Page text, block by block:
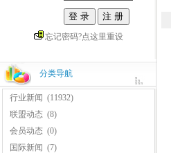
忘记密码?点这里重设
分类导航
行业新闻 (11932)
联盟动态 (8)
会员动态 (0)
国际新闻 (7)